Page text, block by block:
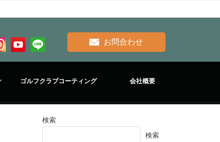
お問合わせ
ゴルフクラブコーティング 会社概要
検索
検索